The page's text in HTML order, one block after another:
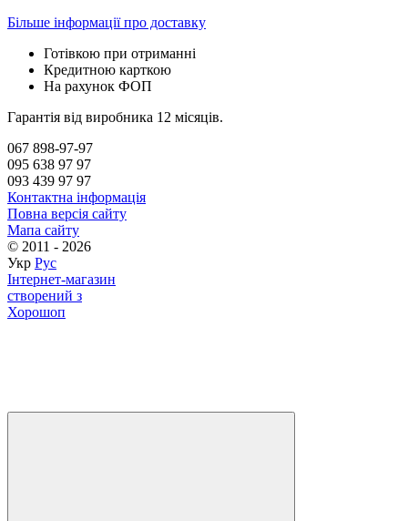
Більше інформації про доставку
Готівкою при отриманні
Кредитною карткою
На рахунок ФОП
Гарантія від виробника 12 місяців.
067 898-97-97
095 638 97 97
093 439 97 97
Контактна інформація
Повна версія сайту
Мапа сайту
© 2011 - 2026
Укр Рус
Інтернет-магазин
створений з
Хорошоп